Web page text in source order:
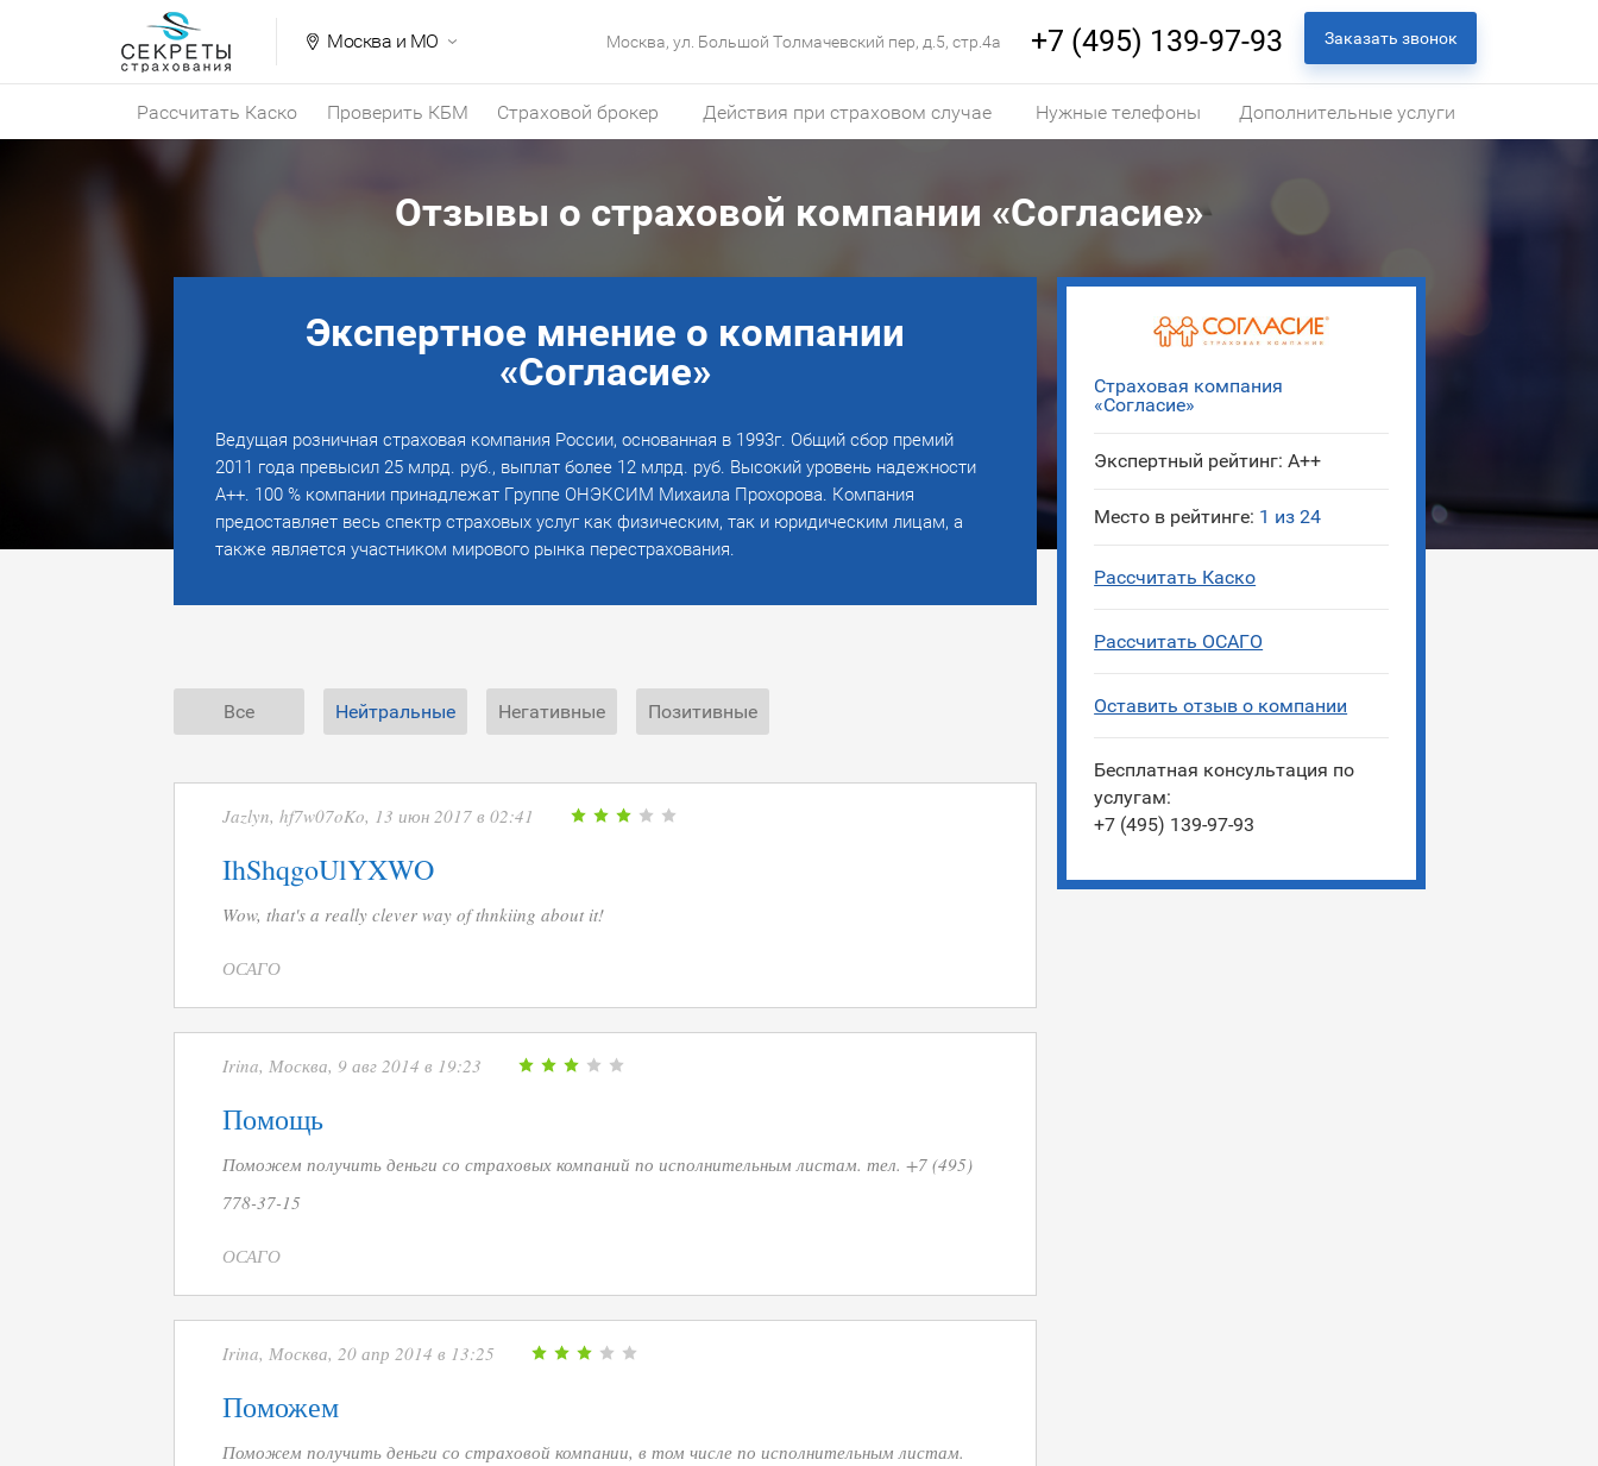
Москва и МО Москва, ул. Большой Толмачевский пер, д.5, стр.4а +7 (495) 139-97-93 Заказать звонок
Рассчитать Каско Проверить КБМ Страховой брокер Действия при страховом случае Нужные телефоны Дополнительные услуги
Отзывы о страховой компании «Согласие»
Страховая компания
«Согласие»
Экспертный рейтинг: A++
Место в рейтинге: 1 из 24
Рассчитать Каско
Рассчитать ОСАГО
Оставить отзыв о компании
Бесплатная консультация по
услугам:
+7 (495) 139-97-93
Экспертное мнение о компании
«Согласие»
Ведущая розничная страховая компания России, основанная в 1993г. Общий сбор премий
2011 года превысил 25 млрд. руб., выплат более 12 млрд. руб. Высокий уровень надежности
А++. 100 % компании принадлежат Группе ОНЭКСИМ Михаила Прохорова. Компания
предоставляет весь спектр страховых услуг как физическим, так и юридическим лицам, а
также является участником мирового рынка перестрахования.
Все Нейтральные Негативные Позитивные
Jazlyn, hf7w07oKo, 13 июн 2017 в 02:41
IhShqgoUlYXWO
Wow, that's a really clever way of thnkiing about it!
ОСАГО
Irina, Москва, 9 авг 2014 в 19:23
Помощь
Поможем получить деньги со страховых компаний по исполнительным листам. тел. +7 (495)
778-37-15
ОСАГО
Irina, Москва, 20 апр 2014 в 13:25
Поможем
Поможем получить деньги со страховой компании, в том числе по исполнительным листам.